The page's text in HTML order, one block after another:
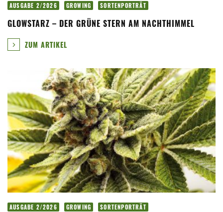
AUSGABE 2/2026 GROWING SORTENPORTRÄT
GLOWSTARZ – DER GRÜNE STERN AM NACHTHIMMEL
ZUM ARTIKEL
AUSGABE 2/2026 GROWING SORTENPORTRÄT